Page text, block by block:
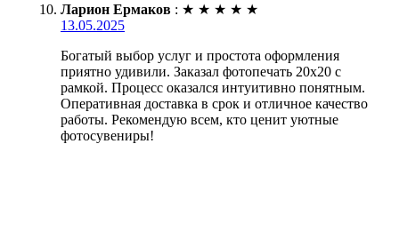
Ларион Ермаков : ★ ★ ★ ★ ★
13.05.2025
Богатый выбор услуг и простота оформления
приятно удивили. Заказал фотопечать 20х20 с
рамкой. Процесс оказался интуитивно понятным.
Оперативная доставка в срок и отличное качество
работы. Рекомендую всем, кто ценит уютные
фотосувениры!